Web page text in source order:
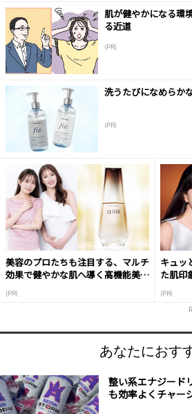
肌が健やかになる環
る近道
(PR)
洗うたびになめらか
(PR)
美容のプロたちも注目する、マルチ
効果で健やかな肌へ導く高機能美容
(PR)
キュッ
た肌印
(PR)
あなたにおす
整い系エナジード
も効率よくチャー